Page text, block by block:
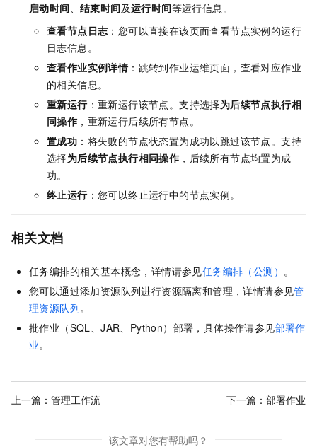
启动时间、结束时间及运行时间等运行信息。
查看节点日志：您可以直接在该页面查看节点实例的运行
日志信息。
查看作业实例详情：跳转到作业运维页面，查看对应作业
的相关信息。
重新运行：重新运行该节点。支持选择为后续节点执行相
同操作 ，重新运行后续所有节点。
置成功 ：将失败的节点状态置为成功以跳过该节点。支持
选择为后续节点执行相同操作 ，后续所有节点均置为成
功。
终止运行：您可以终止运行中的节点实例。
相关文档
任务编排的相关基本概念，详情请参见任务编排（公测） 。
您可以通过添加资源队列进行资源隔离和管理，详情请参见管
理资源队列。
批作业（SQL、JAR、Python）部署，具体操作请参见部署作
业。
上一篇： 管理工作流 下一篇： 部署作业
该文章对您有帮助吗？